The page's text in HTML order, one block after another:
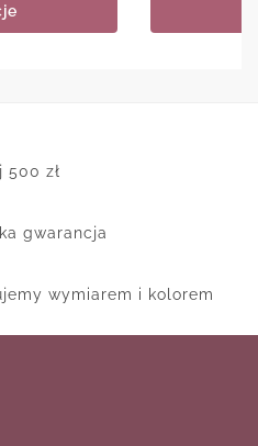
500 zł
gwarancja
wymiarem i kolorem